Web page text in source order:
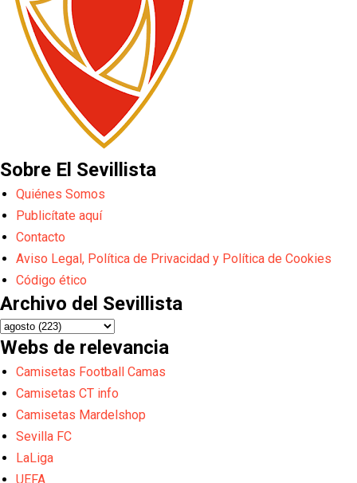
Sobre El Sevillista
Quiénes Somos
Publicítate aquí
Contacto
Aviso Legal, Política de Privacidad y Política de Cookies
Código ético
Archivo del Sevillista
Webs de relevancia
Camisetas Football Camas
Camisetas CT info
Camisetas Mardelshop
Sevilla FC
LaLiga
UEFA